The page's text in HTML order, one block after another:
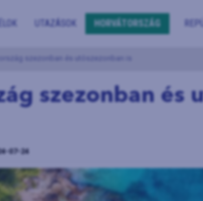
szezonban és
07-24
UTAZÁSOK HORVÁTORSZÁG